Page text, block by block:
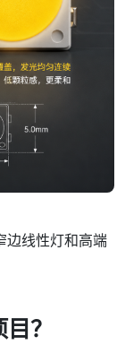
边线性灯和高端
？